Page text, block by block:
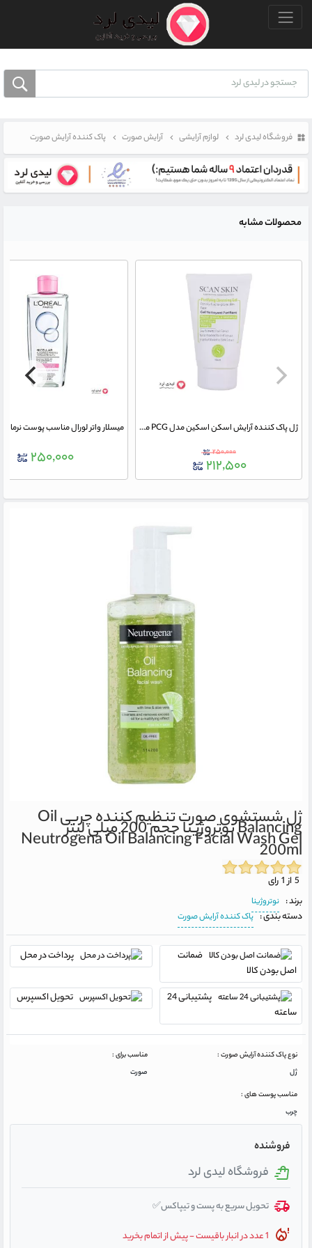
منو بالا
فروشگاه لیدی لرد لوازم آرایشی آرایش صورت پاک کننده آرایش صورت
محصولات مشابه
ژل پاک کننده آرایش اسکن اسکین مدل PCG مناسب پوست های چرب و مستعد آکنه حجم 150 میلی لیتر
۲۵۰,۰۰۰
۲۱۲,۵۰۰ ۲۵۰,۰۰۰
ژل شستشوی صورت تنظیم کننده چربی Oil Balancing نوتروژینا حجم 200 میلی لیتر
Neutrogena Oil Balancing Facial Wash Gel
200ml
برند : نوتروژینا
دسته بندی : پاک کننده آرایش صورت
ضمانت
اصل بودن کالا
پرداخت در محل
پشتیبانی 24
ساعته
تحویل اکسپرس
نوع پاک کننده آرایش صورت :
ژل
مناسب برای :
صورت
مناسب پوست های :
چرب
فروشنده
فروشگاه لیدی لرد
تحویل سریع به پست و تیپاکس✅
1 عدد در انبار باقیست - پیش از اتمام بخرید